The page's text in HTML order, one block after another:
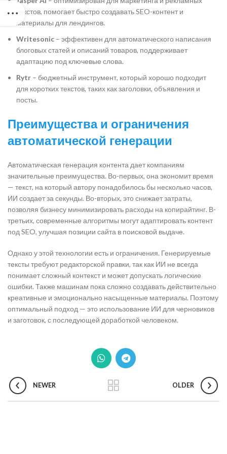
текстов, помогает быстро создавать SEO-контент и
материалы для лендингов.
Writesonic – эффективен для автоматического написания
блоговых статей и описаний товаров, поддерживает
адаптацию под ключевые слова.
Rytr – бюджетный инструмент, который хорошо подходит
для коротких текстов, таких как заголовки, объявления и
посты.
Преимущества и ограничения
автоматической генерации
Автоматическая генерация контента дает компаниям
значительные преимущества. Во-первых, она экономит время
— текст, на который автору понадобилось бы несколько часов,
ИИ создает за секунды. Во-вторых, это снижает затраты,
позволяя бизнесу минимизировать расходы на копирайтинг. В-
третьих, современные алгоритмы могут адаптировать контент
под SEO, улучшая позиции сайта в поисковой выдаче.
Однако у этой технологии есть и ограничения. Генерируемые
тексты требуют редакторской правки, так как ИИ не всегда
понимает сложный контекст и может допускать логические
ошибки. Также машинам пока сложно создавать действительно
креативные и эмоционально насыщенные материалы. Поэтому
оптимальный подход — это использование ИИ для черновиков
и заготовок, с последующей доработкой человеком.
NEWER OLDER